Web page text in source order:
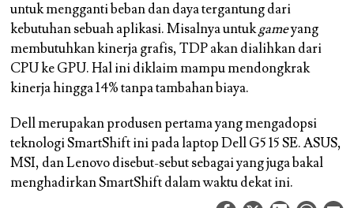
untuk mengganti beban dan daya tergantung dari
kebutuhan sebuah aplikasi. Misalnya untukgameyang
membutuhkan kinerja grafis, TDP akan dialihkan dari
CPU ke GPU. Hal ini diklaim mampu mendongkrak
kinerja hingga 14% tanpa tambahan biaya.
Dell merupakan produsen pertama yang mengadopsi
teknologi SmartShift ini pada laptop Dell G5 15 SE. ASUS,
MSI, dan Lenovo disebut-sebut sebagai yang juga bakal
menghadirkan SmartShift dalam waktu dekat ini.